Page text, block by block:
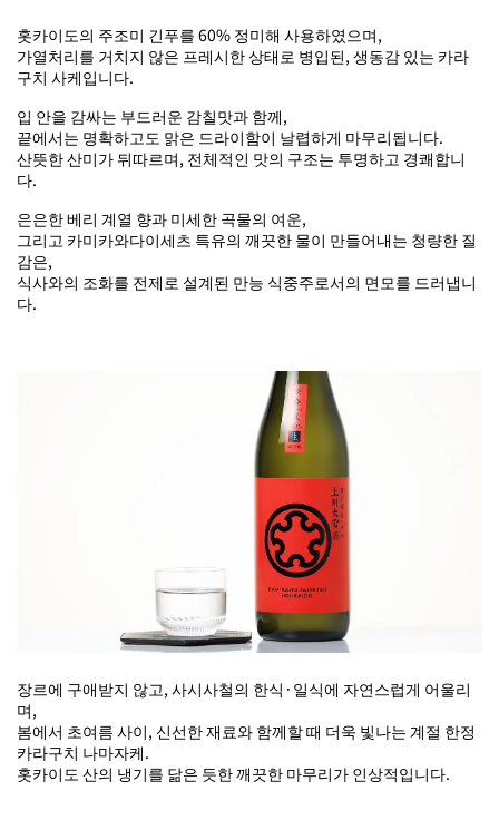
홋카이도의 주조미 긴푸를 60% 정미해 사용하였으며,
가열처리를 거치지 않은 프레시한 상태로 병입된, 생동감 있는 카라
구치 사케입니다.
입 안을 감싸는 부드러운 감칠맛과 함께,
끝에서는 명확하고도 맑은 드라이함이 날렵하게 마무리됩니다.
산뜻한 산미가 뒤따르며, 전체적인 맛의 구조는 투명하고 경쾌합니
다.
은은한 베리 계열 향과 미세한 곡물의 여운,
그리고 카미카와다이세츠 특유의 깨끗한 물이 만들어내는 청량한 질
감은,
식사와의 조화를 전제로 설계된 만능 식중주로서의 면모를 드러냅니
다.
장르에 구애받지 않고, 사시사철의 한식·일식에 자연스럽게 어울리
며,
봄에서 초여름 사이, 신선한 재료와 함께할 때 더욱 빛나는 계절 한정
카라구치 나마자케.
홋카이도 산의 냉기를 닮은 듯한 깨끗한 마무리가 인상적입니다.